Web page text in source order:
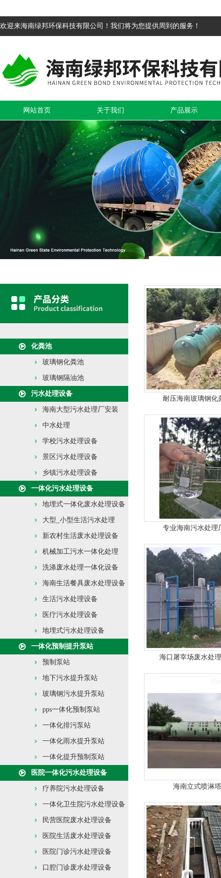
欢迎来海南绿邦环保科技有限公司！我们将为您提供周到的服务！
网站首页 关于我们 产品展示
化粪池
玻璃钢化粪池
玻璃钢隔油池
污水处理设备
海南大型污水处理厂安装
中水处理
学校污水处理设备
景区污水处理设备
乡镇污水处理设备
一体化污水处理设备
地埋式一体化废水处理设备
大型_小型生活污水处理
新农村生活废水处理设备
机械加工污水一体化处理
洗涤废水处理一体化设备
海南生活餐具废水处理设备
生活污水处理设备
医疗污水处理设备
地埋式污水处理设备
一体化预制提升泵站
预制泵站
地下污水提升泵站
玻璃钢污水提升泵站
pps一体化预制泵站
一体化排污泵站
一体化雨水提升泵站
一体化提升预制泵站
医院一体化污水处理设备
疗养院污水处理设备
一体化卫生院污水处理设备
民营医院废水处理设备
医院生活废水处理设备
医院门诊污水处理设备
口腔门诊废水处理设备
耐压海南玻璃钢化
专业海南污水处理
海口屠宰场废水处
海南立式喷淋塔